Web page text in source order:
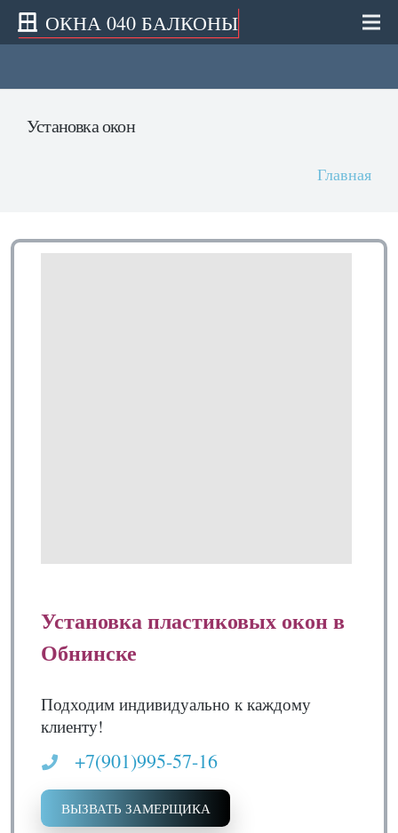
ОКНА 040 БАЛКОНЫ
Установка окон
Главная
Установка пластиковых окон в
Обнинске
Подходим индивидуально к каждому
клиенту!
+7(901)995-57-16
ВЫЗВАТЬ ЗАМЕРЩИКА